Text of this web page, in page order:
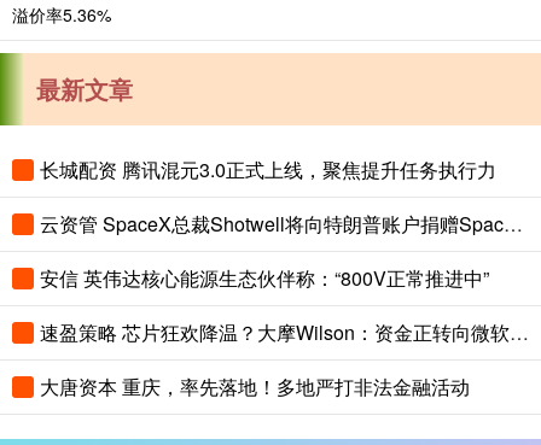
最新文章
长城配资 腾讯混元3.0正式上线，聚焦提升任务执行力
云资管 SpaceX总裁Shotwell将向特朗普账户捐赠SpaceX股票
安信 英伟达核心能源生态伙伴称：“800V正常推进中”
速盈策略 芯片狂欢降温？大摩Wilson：资金正转向微软、亚马逊等AI超算巨头
大唐资本 重庆，率先落地！多地严打非法金融活动